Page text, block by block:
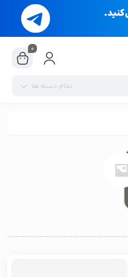
0
تمام دسته ها